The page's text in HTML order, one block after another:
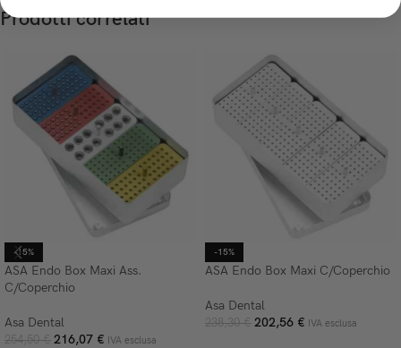
Prodotti correlati
-15%
ASA Endo Box Maxi Ass.
C/Coperchio
Asa Dental
254,50€ 216,07 € IVA esclusa
-15%
ASA Endo Box Maxi C/Coperchio
Asa Dental
238,30€ 202,56 € IVA esclusa